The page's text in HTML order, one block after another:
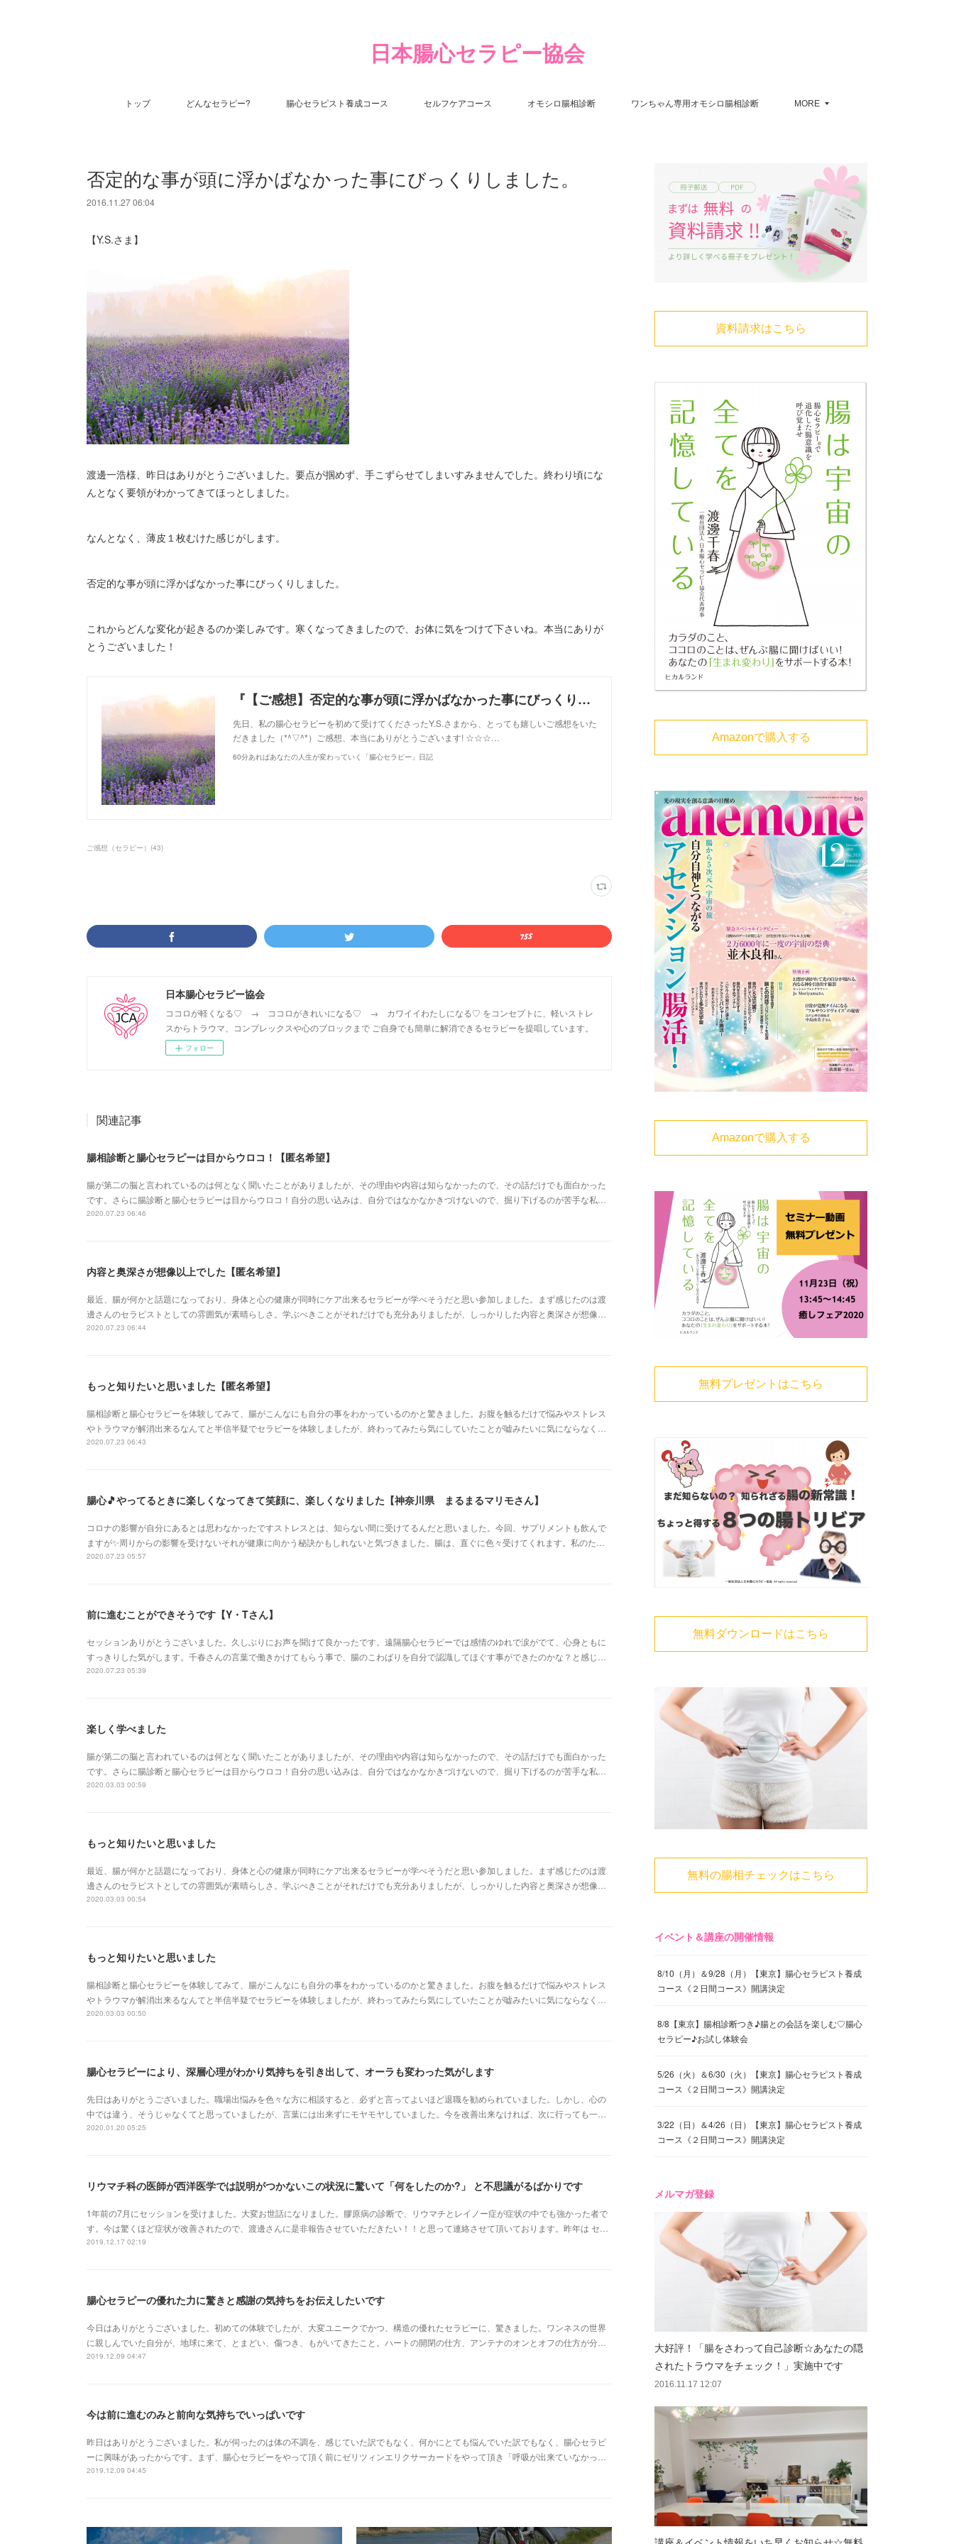
日本腸心セラピー協会
トップ どんなセラピー? 腸心セラピスト養成コース セルフケアコース オモシロ腸相診断 ワンちゃん専用オモシロ腸相診断 MORE
否定的な事が頭に浮かばなかった事にびっくりしました。
2016.11.27 06:04
【Y.S.さま】
渡邊一浩様、昨日はありがとうございました。要点が掴めず、手こずらせてしまいすみませんでした。終わり頃にな
んとなく要領がわかってきてほっとしました。
なんとなく、薄皮１枚むけた感じがします。
否定的な事が頭に浮かばなかった事にびっくりしました。
これからどんな変化が起きるのか楽しみです。寒くなってきましたので、お体に気をつけて下さいね。本当にありが
とうございました！
『【ご感想】否定的な事が頭に浮かばなかった事にびっくりしました』
先日、私の腸心セラピーを初めて受けてくださったY.S.さまから、とっても嬉しいご感想をいた
だきました（*^▽^*）ご感想、本当にありがとうございます! ☆☆☆…
60分あればあなたの人生が変わっていく「腸心セラピー」日記
ご感想（セラピー） (43)
日本腸心セラピー協会
ココロが軽くなる♡ → ココロがきれいになる♡ → カワイイわたしになる♡ をコンセプトに、軽いストレ
スからトラウマ、コンプレックスや心のブロックまで ご自身でも簡単に解消できるセラピーを提唱しています。
フォロー
関連記事
腸相診断と腸心セラピーは目からウロコ！【匿名希望】
腸が第二の脳と言われているのは何となく聞いたことがありましたが、その理由や内容は知らなかったので、その話だけでも面白かった
です。さらに腸診断と腸心セラピーは目からウロコ！自分の思い込みは、自分ではなかなかきづけないので、掘り下げるのが苦手な私…
2020.07.23 06:46
内容と奥深さが想像以上でした【匿名希望】
最近、腸が何かと話題になっており、身体と心の健康が同時にケア出来るセラピーが学べそうだと思い参加しました。まず感じたのは渡
邊さんのセラピストとしての雰囲気が素晴らしさ。学ぶべきことがそれだけでも充分ありましたが、しっかりした内容と奥深さが想像…
2020.07.23 06:44
もっと知りたいと思いました【匿名希望】
腸相診断と腸心セラピーを体験してみて、腸がこんなにも自分の事をわかっているのかと驚きました。お腹を触るだけで悩みやストレス
やトラウマが解消出来るなんてと半信半疑でセラピーを体験しましたが、終わってみたら気にしていたことが嘘みたいに気にならなく…
2020.07.23 06:43
腸心🎵やってるときに楽しくなってきて笑顔に、楽しくなりました【神奈川県 まるまるマリモさん】
コロナの影響が自分にあるとは思わなかったですストレスとは、知らない間に受けてるんだと思いました。今回、サプリメントも飲んで
ますが✨周りからの影響を受けないそれが健康に向かう秘訣かもしれないと気づきました。腸は、直ぐに色々受けてくれます。私のた…
2020.07.23 05:57
前に進むことができそうです【Y・Tさん】
セッションありがとうございました。久しぶりにお声を聞けて良かったです。遠隔腸心セラピーでは感情のゆれで涙がでて、心身ともに
すっきりした気がします。千春さんの言葉で働きかけてもらう事で、腸のこわばりを自分で認識してほぐす事ができたのかな？と感じ…
2020.07.23 05:39
楽しく学べました
腸が第二の脳と言われているのは何となく聞いたことがありましたが、その理由や内容は知らなかったので、その話だけでも面白かった
です。さらに腸診断と腸心セラピーは目からウロコ！自分の思い込みは、自分ではなかなかきづけないので、掘り下げるのが苦手な私…
2020.03.03 00:59
もっと知りたいと思いました
最近、腸が何かと話題になっており、身体と心の健康が同時にケア出来るセラピーが学べそうだと思い参加しました。まず感じたのは渡
邊さんのセラピストとしての雰囲気が素晴らしさ。学ぶべきことがそれだけでも充分ありましたが、しっかりした内容と奥深さが想像…
2020.03.03 00:54
もっと知りたいと思いました
腸相診断と腸心セラピーを体験してみて、腸がこんなにも自分の事をわかっているのかと驚きました。お腹を触るだけで悩みやストレス
やトラウマが解消出来るなんてと半信半疑でセラピーを体験しましたが、終わってみたら気にしていたことが嘘みたいに気にならなく…
2020.03.03 00:50
腸心セラピーにより、深層心理がわかり気持ちを引き出して、オーラも変わった気がします
先日はありがとうございました。職場出悩みを色々な方に相談すると、必ずと言ってよいほど退職を勧められていました。しかし、心の
中では違う、そうじゃなくてと思っていましたが、言葉には出来ずにモヤモヤしていました。今を改善出来なければ、次に行っても一…
2020.01.20 05:25
リウマチ科の医師が西洋医学では説明がつかないこの状況に驚いて「何をしたのか?」 と不思議がるばかりです
1年前の7月にセッションを受けました。大変お世話になりました。膠原病の診断で、リウマチとレイノー症が症状の中でも強かった者で
す。今は驚くほど症状が改善されたので、渡邊さんに是非報告させていただきたい！！と思って連絡させて頂いております。昨年は セ…
2019.12.17 02:19
腸心セラピーの優れた力に驚きと感謝の気持ちをお伝えしたいです
今日はありがとうございました。初めての体験でしたが、大変ユニークでかつ、構造の優れたセラピーに、驚きました。ワンネスの世界
に親しんでいた自分が、地球に来て、とまどい、傷つき、もがいてきたこと。ハートの開閉の仕方、アンテナのオンとオフの仕方が分…
2019.12.09 04:47
今は前に進むのみと前向な気持ちでいっぱいです
昨日はありがとうございました。私が伺ったのは体の不調を、感じていた訳でもなく、何かにとても悩んでいた訳でもなく、腸心セラピ
ーに興味があったからです。まず、腸心セラピーをやって頂く前にゼリツィンエリクサーカードをやって頂き「呼吸が出来ていなかっ…
2019.12.09 04:45
資料請求はこちら
Amazonで購入する
Amazonで購入する
無料プレゼントはこちら
無料ダウンロードはこちら
無料の腸相チェックはこちら
イベント＆講座の開催情報
8/10（月）＆9/28（月）【東京】腸心セラピスト養成
コース《２日間コース》開講決定
8/8【東京】腸相診断つき♪腸との会話を楽しむ♡腸心
セラピー♪お試し体験会
5/26（火）＆6/30（火）【東京】腸心セラピスト養成
コース《２日間コース》開講決定
3/22（日）＆4/26（日）【東京】腸心セラピスト養成
コース《２日間コース》開講決定
メルマガ登録
大好評！「腸をさわって自己診断☆あなたの隠
されたトラウマをチェック！」実施中です
2016.11.17 12:07